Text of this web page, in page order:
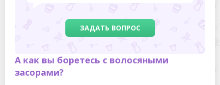
ЗАДАТЬ ВОПРОС
А как вы боретесь с волосяными
засорами?